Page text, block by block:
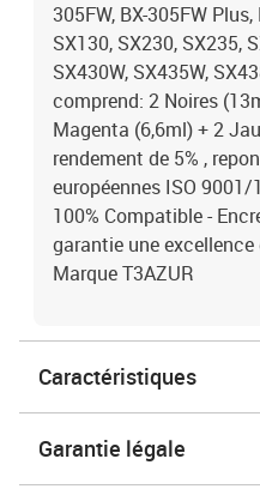
305FW, BX-305FW
SX130, SX230, SX235,
SX430W, SX435W,
comprend: 2 Noires
Magenta (6,6ml) + 2
rendement de 5% ,
européennes ISO 9001/
100% Compatible -
garantie une
Marque T3AZUR
Caractéristiques
Garantie légale